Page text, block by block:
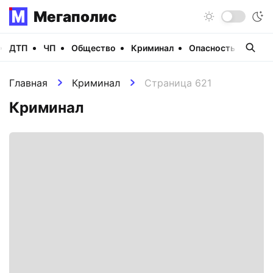
Мегаполис
ДТП ЧП Общество Криминал Опасность
Главная Криминал Страница 621
Криминал